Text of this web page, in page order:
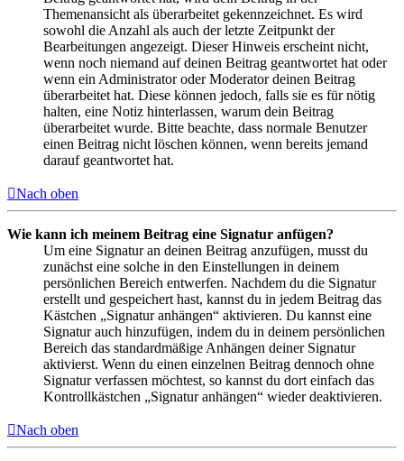
Themenansicht als überarbeitet gekennzeichnet. Es wird
sowohl die Anzahl als auch der letzte Zeitpunkt der
Bearbeitungen angezeigt. Dieser Hinweis erscheint nicht,
wenn noch niemand auf deinen Beitrag geantwortet hat oder
wenn ein Administrator oder Moderator deinen Beitrag
überarbeitet hat. Diese können jedoch, falls sie es für nötig
halten, eine Notiz hinterlassen, warum dein Beitrag
überarbeitet wurde. Bitte beachte, dass normale Benutzer
einen Beitrag nicht löschen können, wenn bereits jemand
darauf geantwortet hat.
Nach oben
Wie kann ich meinem Beitrag eine Signatur anfügen?
Um eine Signatur an deinen Beitrag anzufügen, musst du
zunächst eine solche in den Einstellungen in deinem
persönlichen Bereich entwerfen. Nachdem du die Signatur
erstellt und gespeichert hast, kannst du in jedem Beitrag das
Kästchen „Signatur anhängen“ aktivieren. Du kannst eine
Signatur auch hinzufügen, indem du in deinem persönlichen
Bereich das standardmäßige Anhängen deiner Signatur
aktivierst. Wenn du einen einzelnen Beitrag dennoch ohne
Signatur verfassen möchtest, so kannst du dort einfach das
Kontrollkästchen „Signatur anhängen“ wieder deaktivieren.
Nach oben